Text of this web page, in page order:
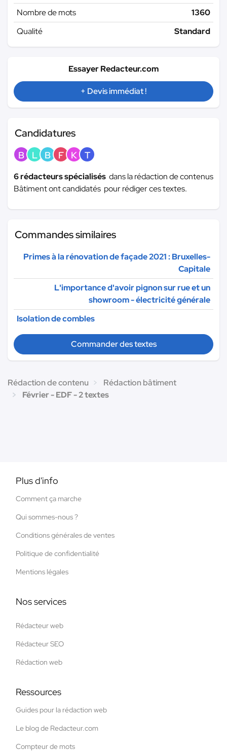
Nombre de mots
1360
Qualité
Standard
Essayer Redacteur.com
+ Devis immédiat !
Candidatures
B L B F K T
6 rédacteurs spécialisés dans la rédaction de contenus
Bâtiment ont candidatés pour rédiger ces textes.
Commandes similaires
Primes à la rénovation de façade 2021 : Bruxelles-
Capitale
L'importance d'avoir pignon sur rue et un
showroom - électricité générale
Isolation de combles
Commander des textes
Rédaction de contenu
Rédaction bâtiment
Février - EDF - 2 textes
Plus d'info
Comment ça marche
Qui sommes-nous ?
Conditions générales de ventes
Politique de confidentialité
Mentions légales
Nos services
Rédacteur web
Rédacteur SEO
Rédaction web
Ressources
Guides pour la rédaction web
Le blog de Redacteur.com
Compteur de mots